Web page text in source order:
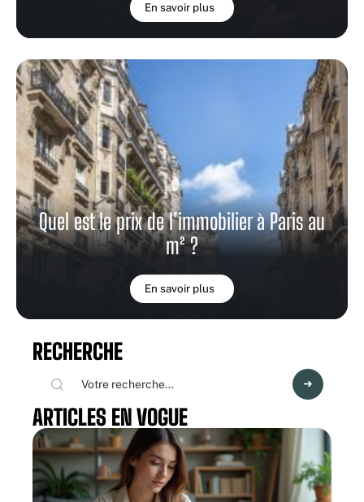
En savoir plus
Quel est le prix de l’immobilier à Paris au
m² ?
En savoir plus
RECHERCHE
ARTICLES EN VOGUE